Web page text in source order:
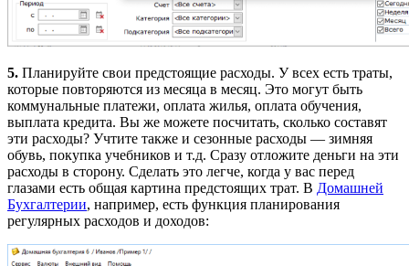
5. Планируйте свои предстоящие расходы. У всех есть траты,
которые повторяются из месяца в месяц. Это могут быть
коммунальные платежи, оплата жилья, оплата обучения,
выплата кредита. Вы же можете посчитать, сколько составят
эти расходы? Учтите также и сезонные расходы — зимняя
обувь, покупка учебников и т.д. Сразу отложите деньги на эти
расходы в сторону. Сделать это легче, когда у вас перед
глазами есть общая картина предстоящих трат. В Домашней
Бухгалтерии, например, есть функция планирования
регулярных расходов и доходов: